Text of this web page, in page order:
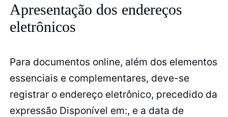
Apresentação dos endereços
eletrônicos
Para documentos online, além dos elementos
essenciais e complementares, deve-se
registrar o endereço eletrônico, precedido da
expressão Disponível em:, e a data de